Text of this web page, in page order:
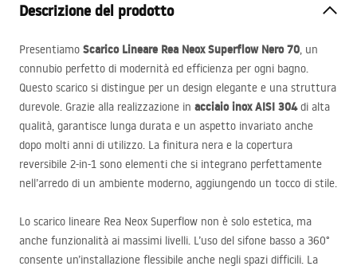
Descrizione del prodotto
Presentiamo Scarico Lineare Rea Neox Superflow Nero 70, un
connubio perfetto di modernità ed efficienza per ogni bagno.
Questo scarico si distingue per un design elegante e una struttura
durevole. Grazie alla realizzazione in acciaio inoxAISI 304di alta
qualità, garantisce lunga durata e un aspetto invariato anche
dopo molti anni di utilizzo. La finitura nera e la copertura
reversibile 2-in-1 sono elementi che si integrano perfettamente
nell’arredo di un ambiente moderno, aggiungendo un tocco di stile.
Lo scarico lineare Rea Neox Superflow non è solo estetica, ma
anche funzionalità ai massimi livelli. L’uso del sifone basso a 360°
consente un’installazione flessibile anche negli spazi difficili. La